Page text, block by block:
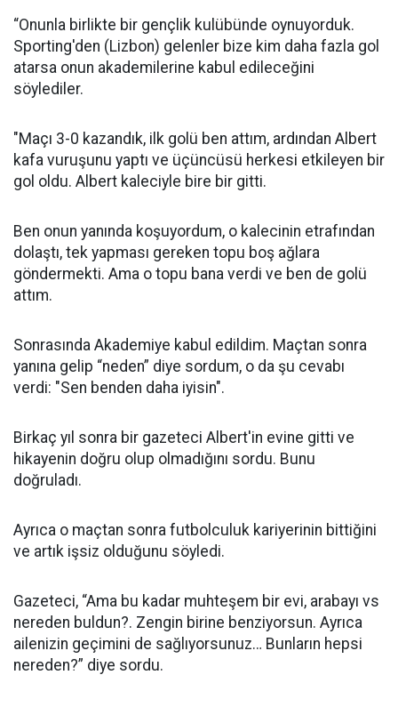
“Onunla birlikte bir gençlik kulübünde oynuyorduk.
Sporting'den (Lizbon) gelenler bize kim daha fazla gol
atarsa ​​onun akademilerine kabul edileceğini
söylediler.
"Maçı 3-0 kazandık, ilk golü ben attım, ardından Albert
kafa vuruşunu yaptı ve üçüncüsü herkesi etkileyen bir
gol oldu. Albert kaleciyle bire bir gitti.
Ben onun yanında koşuyordum, o kalecinin etrafından
dolaştı, tek yapması gereken topu boş ağlara
göndermekti. Ama o topu bana verdi ve ben de golü
attım.
Sonrasında Akademiye kabul edildim. Maçtan sonra
yanına gelip “neden” diye sordum, o da şu cevabı
verdi: "Sen benden daha iyisin".
Birkaç yıl sonra bir gazeteci Albert'in evine gitti ve
hikayenin doğru olup olmadığını sordu. Bunu
doğruladı.
Ayrıca o maçtan sonra futbolculuk kariyerinin bittiğini
ve artık işsiz olduğunu söyledi.
Gazeteci, “Ama bu kadar muhteşem bir evi, arabayı vs
nereden buldun?. Zengin birine benziyorsun. Ayrıca
ailenizin geçimini de sağlıyorsunuz… Bunların hepsi
nereden?” diye sordu.